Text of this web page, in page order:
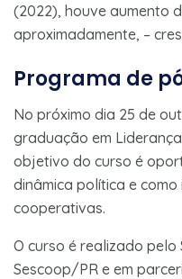
(2022), houve aumento
aproximadamente, –
Programa de
No próximo dia 25 de
graduação em
objetivo do curso é
dinâmica política e
cooperativas.
O curso é realizado pelo
Sescoop/PR e em